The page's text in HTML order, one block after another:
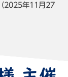
2025年11月27